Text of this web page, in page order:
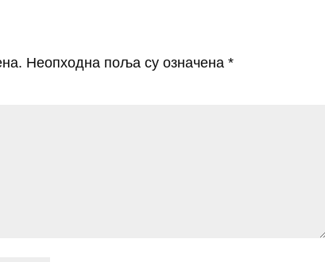
Неопходна поља су означена*